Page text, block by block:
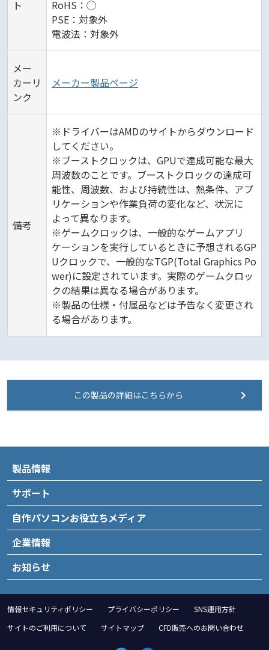
ト
RoHS：◯
PSE：対象外
電波法：対象外
メー
カーリ
ンク
メーカー製品ページ
備考
※ドライバーはAMDのサイトからダウンロード
してください。
※ブーストクロックは、GPUで達成可能な最大
周波数のことです。ブーストクロックの達成可
能性、周波数、および持続性は、熱条件、アプ
リケーションや作業負荷の変化など、状況に
よって異なります。
※ゲームクロックは、一般的なゲームアプリ
ケーションを実行しているときに予想されるGP
Uクロックで、一般的なTGP(Total Graphics Po
wer)に設定されています。実際のゲームクロッ
クの結果は異なる場合があります。
※製品の仕様・付属品などは予告なく変更され
る場合があります。
この製品の詳細はこちらから
製品情報
サポート
自作パソコンお役立ちメディア
企業情報
お知らせ
情報セキュリティポリシー プライバシーポリシー
SNS運用方針
サイトのご利用について
サイトマップ CFD販売へのお問い合わせ